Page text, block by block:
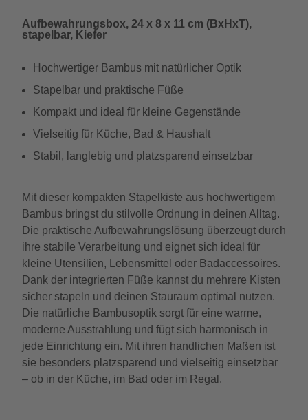
Aufbewahrungsbox, 24 x 8 x 11 cm (BxHxT),
stapelbar, Kiefer
Hochwertiger Bambus mit natürlicher Optik
Stapelbar und praktische Füße
Kompakt und ideal für kleine Gegenstände
Vielseitig für Küche, Bad & Haushalt
Stabil, langlebig und platzsparend einsetzbar
Mit dieser kompakten Stapelkiste aus hochwertigem
Bambus bringst du stilvolle Ordnung in deinen Alltag.
Die praktische Aufbewahrungslösung überzeugt durch
ihre stabile Verarbeitung und eignet sich ideal für
kleine Utensilien, Lebensmittel oder Badaccessoires.
Dank der integrierten Füße kannst du mehrere Kisten
sicher stapeln und deinen Stauraum optimal nutzen.
Die natürliche Bambusoptik sorgt für eine warme,
moderne Ausstrahlung und fügt sich harmonisch in
jede Einrichtung ein. Mit ihren handlichen Maßen ist
sie besonders platzsparend und vielseitig einsetzbar
– ob in der Küche, im Bad oder im Regal.